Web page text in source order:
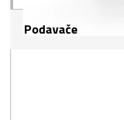
Podavače